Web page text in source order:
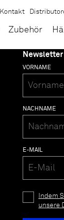
Zubehör
Kontakt
Newsletter
VORNAME
NACHNAME
E-MAIL
Indem
unsere